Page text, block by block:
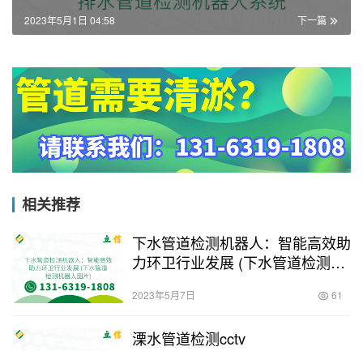
下一篇
2023年5月1日 04:58
相关推荐
下水管道检测机器人：智能高效助
力环卫行业发展 (下水管道检测机
2023年5月7日 61
溧水管道检测cctv